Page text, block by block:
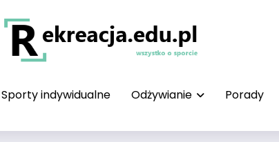
Sporty indywidualne Odżywianie Porady